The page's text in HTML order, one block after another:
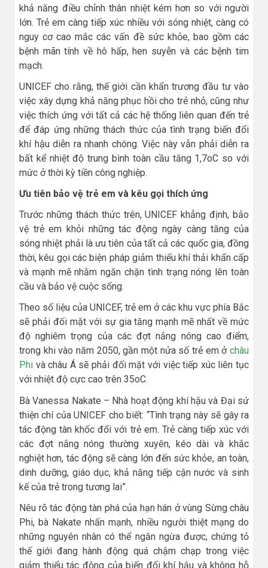
khả năng điều chỉnh thân nhiệt kém hơn so với người
lớn. Trẻ em càng tiếp xúc nhiều với sóng nhiệt, càng có
nguy cơ cao mắc các vấn đề sức khỏe, bao gồm các
bệnh mãn tính về hô hấp, hen suyễn và các bệnh tim
mạch.
UNICEF cho rằng, thế giới cần khẩn trương đầu tư vào
việc xây dựng khả năng phục hồi cho trẻ nhỏ, cũng như
việc thích ứng với tất cả các hệ thống liên quan đến trẻ
để đáp ứng những thách thức của tình trạng biến đổi
khí hậu diễn ra nhanh chóng. Việc này vẫn phải diễn ra
bất kể nhiệt độ trung bình toàn cầu tăng 1,7oC so với
mức ở thời kỳ tiền công nghiệp.
Ưu tiên bảo vệ trẻ em và kêu gọi thích ứng
Trước những thách thức trên, UNICEF khẳng định, bảo
vệ trẻ em khỏi những tác động ngày càng tăng của
sóng nhiệt phải là ưu tiên của tất cả các quốc gia, đồng
thời, kêu gọi các biện pháp giảm thiểu khí thải khẩn cấp
và mạnh mẽ nhằm ngăn chặn tình trạng nóng lên toàn
cầu và bảo vệ cuộc sống.
Theo số liệu của UNICEF, trẻ em ở các khu vực phía Bắc
sẽ phải đối mặt với sự gia tăng mạnh mẽ nhất về mức
độ nghiêm trọng của các đợt nắng nóng cao điểm,
trong khi vào năm 2050, gần một nửa số trẻ em ở châu
Phi và châu Á sẽ phải đối mặt với việc tiếp xúc liên tục
với nhiệt độ cực cao trên 35oC.
Bà Vanessa Nakate – Nhà hoạt động khí hậu và Đại sứ
thiện chí của UNICEF cho biết: “Tình trạng này sẽ gây ra
tác động tàn khốc đối với trẻ em. Trẻ càng tiếp xúc với
các đợt nắng nóng thường xuyên, kéo dài và khắc
nghiệt hơn, tác động sẽ càng lớn đến sức khỏe, an toàn,
dinh dưỡng, giáo dục, khả năng tiếp cận nước và sinh
kế của trẻ trong tương lai”.
Nêu rõ tác động tàn phá của hạn hán ở vùng Sừng châu
Phi, bà Nakate nhấn mạnh, nhiều người thiệt mạng do
những nguyên nhân có thể ngăn ngừa được, chứng tỏ
thế giới đang hành động quá chậm chạp trong việc
giảm thiểu tác động của biến đổi khí hậu và không hỗ